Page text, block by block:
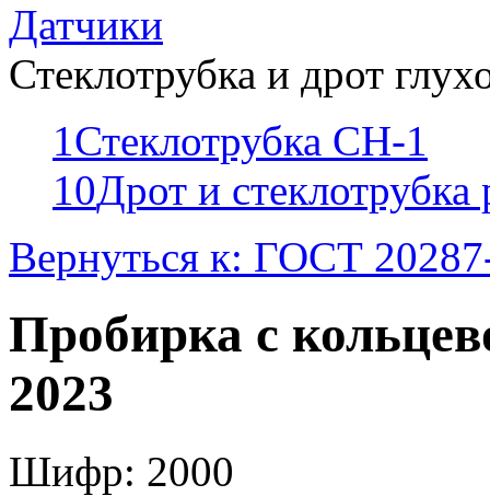
Датчики
Стеклотрубка и дрот
1Стеклотрубка СН-1
10Дрот и
Вернуться к: ГОСТ
Пробирка с
2023
Шифр: 2000